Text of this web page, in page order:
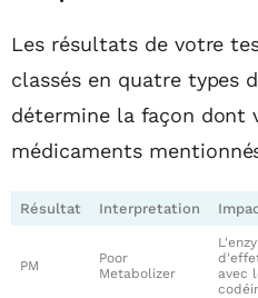
Les résultats de votre
classés en quatre types
détermine la façon dont
médicaments
Résultat Interpretation
PM
Poor
Metabolizer
avec